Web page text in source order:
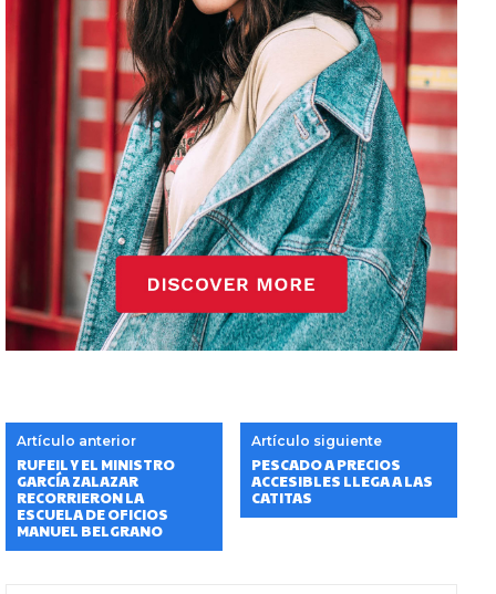
Artículo anterior
RUFEIL Y EL MINISTRO
GARCÍA ZALAZAR
RECORRIERON LA
ESCUELA DE OFICIOS
MANUEL BELGRANO
Artículo siguiente
PESCADO A PRECIOS
ACCESIBLES LLEGA A LAS
CATITAS